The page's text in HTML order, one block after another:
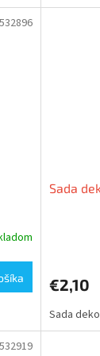
Sada
€2,10
Sada